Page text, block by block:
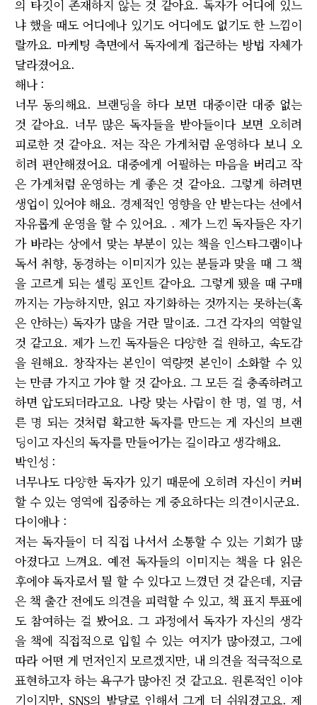
의 타깃이 존재하지 않는 것 같아요. 독자가 어디에 있느
냐 했을 때도 어디에나 있기도 어디에도 없기도 한 느낌이
랄까요. 마케팅 측면에서 독자에게 접근하는 방법 자체가
달라졌어요.
해나 :
너무 동의해요. 브랜딩을 하다 보면 대중이란 대중 없는
것 같아요. 너무 많은 독자들을 받아들이다 보면 오히려
피로한 것 같아요. 저는 작은 가게처럼 운영하다 보니 오
히려 편안해졌어요. 대중에게 어필하는 마음을 버리고 작
은 가게처럼 운영하는 게 좋은 것 같아요. 그렇게 하려면
생업이 있어야 해요. 경제적인 영향을 안 받는다는 선에서
자유롭게 운영을 할 수 있어요. . 제가 느낀 독자들은 자기
가 바라는 상에서 맞는 부분이 있는 책을 인스타그램이나
독서 취향, 동경하는 이미지가 있는 분들과 맞을 때 그 책
을 고르게 되는 셀링 포인트 같아요. 그렇게 됐을 때 구매
까지는 가능하지만, 읽고 자기화하는 것까지는 못하는(혹
은 안하는) 독자가 많을 거란 말이죠. 그건 각자의 역할일
것 같고요. 제가 느낀 독자들은 다양한 걸 원하고, 속도감
을 원해요. 창작자는 본인이 역량껏 본인이 소화할 수 있
는 만큼 가지고 가야 할 것 같아요. 그 모든 걸 충족하려고
하면 압도되더라고요. 나랑 맞는 사람이 한 명, 열 명, 서
른 명 되는 것처럼 확고한 독자를 만드는 게 자신의 브랜
딩이고 자신의 독자를 만들어가는 길이라고 생각해요.
박인성 :
너무나도 다양한 독자가 있기 때문에 오히려 자신이 커버
할 수 있는 영역에 집중하는 게 중요하다는 의견이시군요.
다이애나 :
저는 독자들이 더 직접 나서서 소통할 수 있는 기회가 많
아졌다고 느껴요. 예전 독자들의 이미지는 책을 다 읽은
후에야 독자로서 뭘 할 수 있다고 느꼈던 것 같은데, 지금
은 책 출간 전에도 의견을 피력할 수 있고, 책 표지 투표에
도 참여하는 걸 봤어요. 그 과정에서 독자가 자신의 생각
을 책에 직접적으로 입힐 수 있는 여지가 많아졌고, 그에
따라 어떤 게 먼저인지 모르겠지만, 내 의견을 적극적으로
표현하고자 하는 욕구가 많아진 것 같고요. 원론적인 이야
기이지만, SNS의 발달로 인해서 그게 더 쉬워졌고요. 제